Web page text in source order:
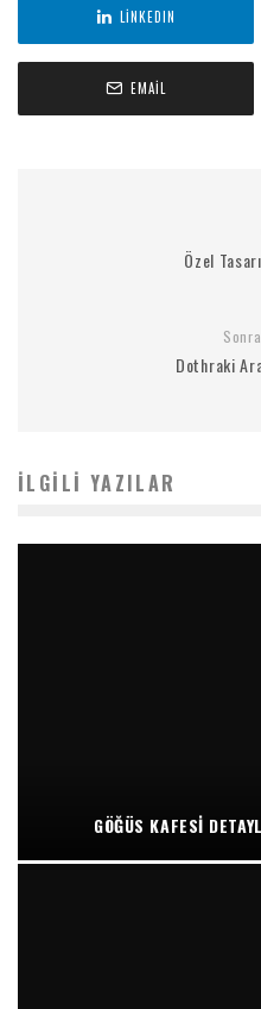
LINKEDIN
EMAIL
Özel
Dothraki
İLGILI YAZILAR
GÖĞÜS KAFESI